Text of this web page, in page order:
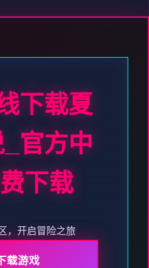
下载夏
_官方中
下载
，开启冒险之旅
载游戏